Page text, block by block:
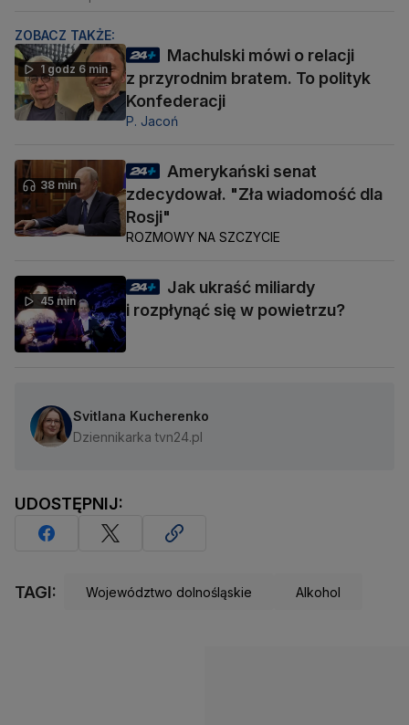
ZOBACZ TAKŻE:
1 godz 6 min
Machulski mówi o relacji
z przyrodnim bratem. To polityk
Konfederacji
P. Jacoń
38 min
Amerykański senat
zdecydował. "Zła wiadomość dla
Rosji"
ROZMOWY NA SZCZYCIE
45 min
Jak ukraść miliardy
i rozpłynąć się w powietrzu?
Svitlana Kucherenko
Dziennikarka tvn24.pl
UDOSTĘPNIJ:
TAGI: Województwo dolnośląskie Alkohol